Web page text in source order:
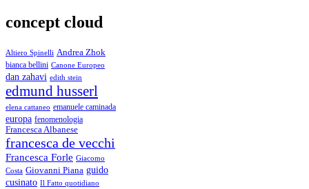
concept cloud
Altiero Spinelli Andrea Zhok
bianca bellini Canone Europeo
dan zahavi edith stein
edmund husserl
elena cattaneo emanuele caminada
europa fenomenologia
Francesca Albanese
francesca de vecchi
Francesca Forle Giacomo
Costa Giovanni Piana guido
cusinato Il Fatto quotidiano